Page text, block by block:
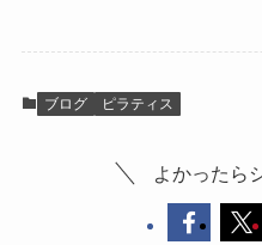
ブログ ピラティス
よかったら